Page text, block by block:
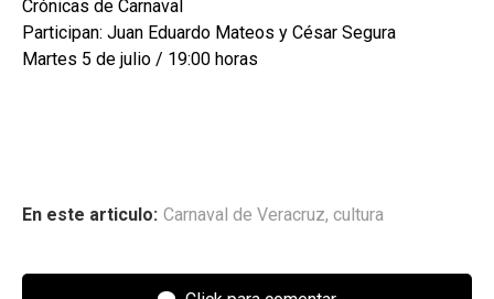
Crónicas de Carnaval
Participan: Juan Eduardo Mateos y César Segura
Martes 5 de julio / 19:00 horas
En este articulo: Carnaval de Veracruz, cultura